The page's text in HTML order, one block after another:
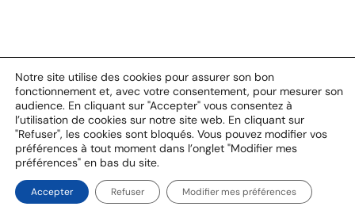
Notre site utilise des cookies pour assurer son bon
fonctionnement et, avec votre consentement, pour mesurer son
audience. En cliquant sur "Accepter" vous consentez à
l’utilisation de cookies sur notre site web. En cliquant sur
"Refuser", les cookies sont bloqués. Vous pouvez modifier vos
préférences à tout moment dans l’onglet "Modifier mes
préférences" en bas du site.
Accepter Refuser Modifier mes préférences